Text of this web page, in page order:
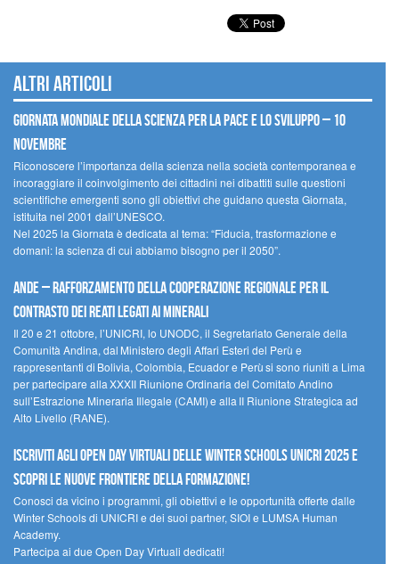
Altri articoli
Giornata mondiale della scienza per la pace e lo sviluppo – 10
novembre
Riconoscere l’importanza della scienza nella società contemporanea e
incoraggiare il coinvolgimento dei cittadini nei dibattiti sulle questioni
scientifiche emergenti sono gli obiettivi che guidano questa Giornata,
istituita nel 2001 dall’UNESCO.
Nel 2025 la Giornata è dedicata al tema: “Fiducia, trasformazione e
domani: la scienza di cui abbiamo bisogno per il 2050”.
Ande – Rafforzamento della cooperazione regionale per il
contrasto dei reati legati ai minerali
Il 20 e 21 ottobre, l’UNICRI, lo UNODC, il Segretariato Generale della
Comunità Andina, dal Ministero degli Affari Esteri del Perù e
rappresentanti di Bolivia, Colombia, Ecuador e Perù si sono riuniti a Lima
per partecipare alla XXXII Riunione Ordinaria del Comitato Andino
sull’Estrazione Mineraria Illegale (CAMI) e alla II Riunione Strategica ad
Alto Livello (RANE).
Iscriviti agli Open Day Virtuali delle Winter Schools UNICRI 2025 e
scopri le nuove frontiere della formazione!
Conosci da vicino i programmi, gli obiettivi e le opportunità offerte dalle
Winter Schools di UNICRI e dei suoi partner, SIOI e LUMSA Human
Academy.
Partecipa ai due Open Day Virtuali dedicati!